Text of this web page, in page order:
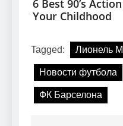
Tagged: Лионель
Новости футбола
ФК Барселона